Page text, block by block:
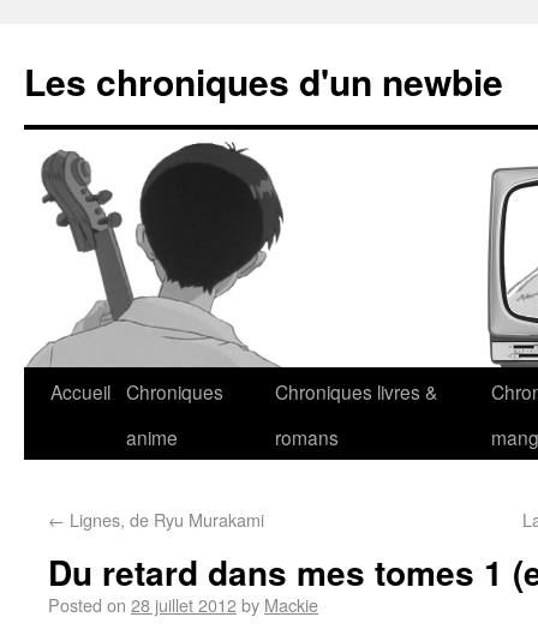
Les chroniques d'un newbie
Accueil Chroniques
anime
Chroniques livres &
romans
← Lignes, de Ryu Murakami
Du retard dans mes tomes 1
Posted on 28 juillet 2012by Mackie